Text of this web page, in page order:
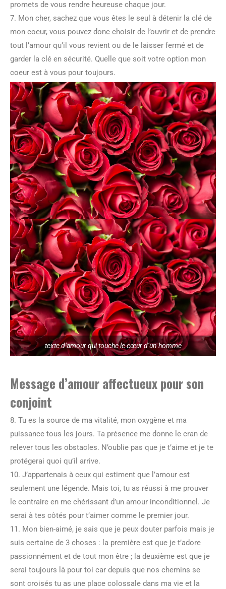
promets de vous rendre heureuse chaque jour.
7. Mon cher, sachez que vous êtes le seul à détenir la clé de
mon coeur, vous pouvez donc choisir de l’ouvrir et de prendre
tout l’amour qu’il vous revient ou de le laisser fermé et de
garder la clé en sécurité. Quelle que soit votre option mon
coeur est à vous pour toujours.
texte d’amour qui touche le cœur d’un homme
Message d’amour affectueux pour son
conjoint
8. Tu es la source de ma vitalité, mon oxygène et ma
puissance tous les jours. Ta présence me donne le cran de
relever tous les obstacles. N’oublie pas que je t’aime et je te
protégerai quoi qu’il arrive.
10. J’appartenais à ceux qui estiment que l’amour est
seulement une légende. Mais toi, tu as réussi à me prouver
le contraire en me chérissant d’un amour inconditionnel. Je
serai à tes côtés pour t’aimer comme le premier jour.
11. Mon bien-aimé, je sais que je peux douter parfois mais je
suis certaine de 3 choses : la première est que je t’adore
passionnément et de tout mon être ; la deuxième est que je
serai toujours là pour toi car depuis que nos chemins se
sont croisés tu as une place colossale dans ma vie et la